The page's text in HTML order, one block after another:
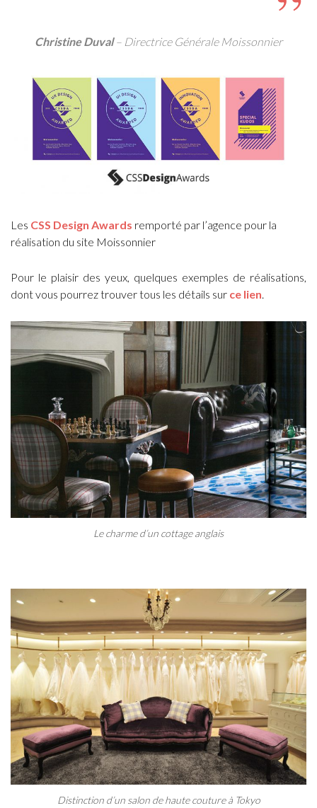
Christine Duval– Directrice Générale Moissonnier
Les CSS Design Awards remporté par l’agence pour la
réalisation du site Moissonnier
Pour le plaisir des yeux, quelques exemples de réalisations,
dont vous pourrez trouver tous les détails sur ce lien.
Le charme d’un cottage anglais
Distinction d’un salon de haute couture à Tokyo